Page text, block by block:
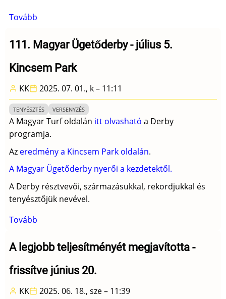
Tovább
2025)
111. Magyar Ügetőderby - július 5.
Kincsem Park
KK 2025. 07. 01., k – 11:11
TENYÉSZTÉS VERSENYZÉS
A Magyar Turf oldalán itt olvasható a Derby
programja.
Az eredmény a Kincsem Park oldalán.
A Magyar Ügetőderby nyerői a kezdetektől.
A Derby résztvevői, származásukkal, rekordjukkal és
tenyésztőjük nevével.
Tovább
Ügetőderby
július
Kincsem
A legjobb teljesítményét megjavította -
frissítve június 20.
KK 2025. 06. 18., sze – 11:39